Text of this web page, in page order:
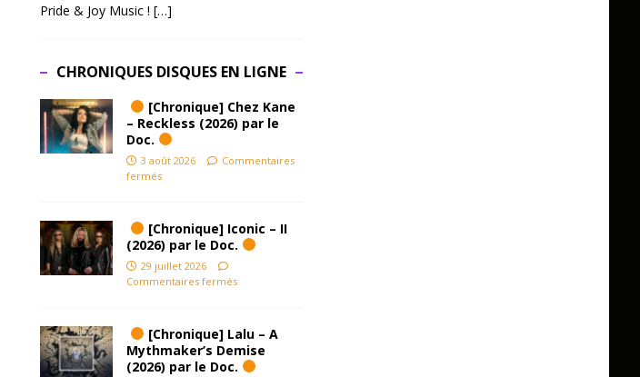
Pride & Joy Music ! […]
CHRONIQUES DISQUES EN LIGNE
[Chronique] Chez Kane
– Reckless (2026) par le
Doc.
3 août 2026
Commentaires
fermés
[Chronique] Iconic – II
(2026) par le Doc.
29 juillet 2026
Commentaires fermés
[Chronique] Lalu – A
Mythmaker’s Demise
(2026) par le Doc.